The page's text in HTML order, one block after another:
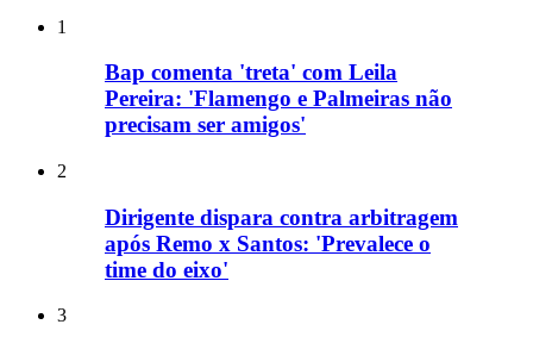
1
Bap comenta 'treta' com Leila
Pereira: 'Flamengo e Palmeiras não
precisam ser amigos'
2
Dirigente dispara contra arbitragem
após Remo x Santos: 'Prevalece o
time do eixo'
3